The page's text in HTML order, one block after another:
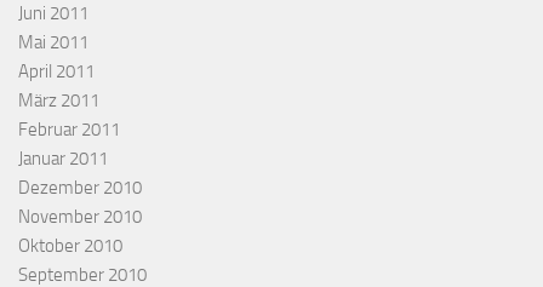
Juni 2011
Mai 2011
April 2011
März 2011
Februar 2011
Januar 2011
Dezember 2010
November 2010
Oktober 2010
September 2010